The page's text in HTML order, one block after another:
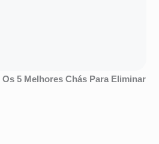
5 Melhores Chás Para Eliminar